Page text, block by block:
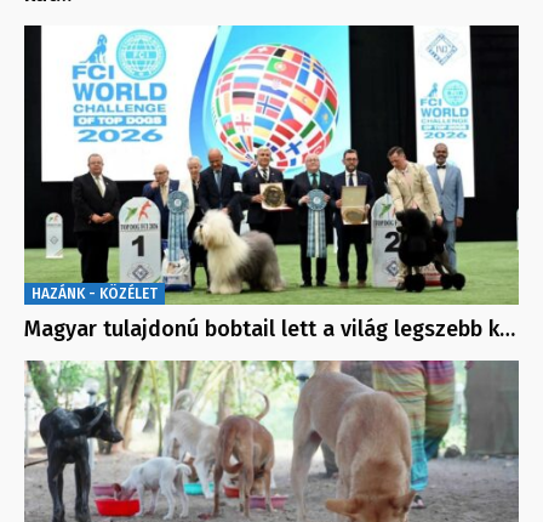
HAZÁNK - KÖZÉLET
Magyar tulajdonú bobtail lett a világ legszebb k…